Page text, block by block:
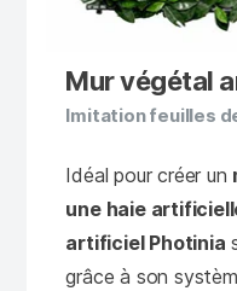
Mur végétal
Imitation feuilles
Idéal pour créer un
une haie
artificiel Photinia
grâce à son